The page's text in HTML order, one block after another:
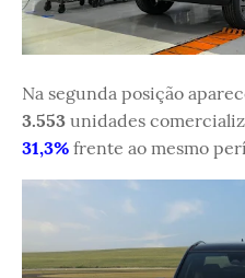
Na segunda posição
3.553 unidades
31,3% frente ao mesmo